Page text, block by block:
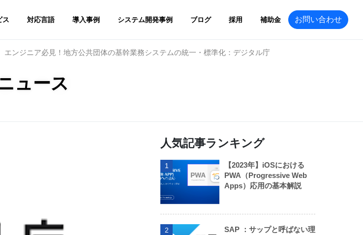
ス 対応言語 導入事例 システム開発事例 ブログ 採用 補助金 お問い合わせ
エンジニア必見！地方公共団体の基幹業務システムの統一・標準化：デジタル庁
ュース
人気記事ランキング
1
【2023年】iOSにおける
PWA（Progressive Web
Apps）応用の基本解説
2
SAP ：サップと呼ばない理